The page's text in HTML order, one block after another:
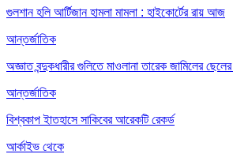
গুলশান হলি আর্টিজান হামলা মামলা : হাইকোর্টের রায় আজ
আন্তর্জাতিক
অজ্ঞাত বন্দুকধারীর গুলিতে মাওলানা তারেক জামিলের
আন্তর্জাতিক
বিশ্বকাপ ইাতহাসে সাকিবের আরেকটি রেকর্ড
আর্কাইভ থেকে